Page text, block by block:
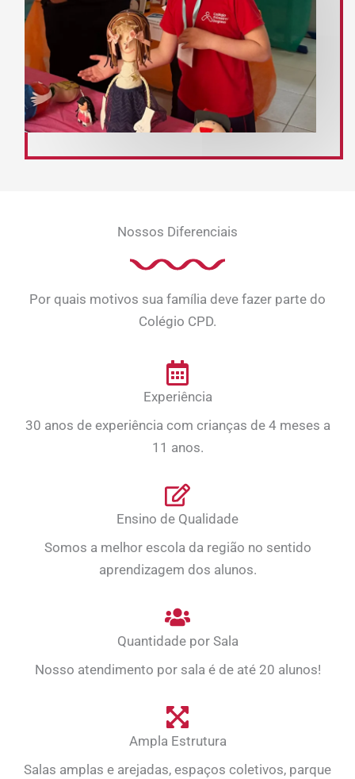
Nossos Diferenciais
Por quais motivos sua família deve fazer parte do
Colégio CPD.
Experiência
30 anos de experiência com crianças de 4 meses a
11 anos.
Ensino de Qualidade
Somos a melhor escola da região no sentido
aprendizagem dos alunos.
Quantidade por Sala
Nosso atendimento por sala é de até 20 alunos!
Ampla Estrutura
Salas amplas e arejadas, espaços coletivos, parque